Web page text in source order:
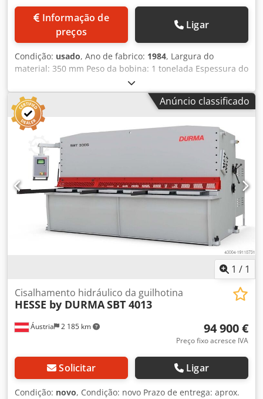
preços
Ligar
Condição: usado, Ano de fabrico: 1984, Largura do
material: 350 mm Peso da bobina: 1 tonelada Espessura do
material: 0,5 - 6 mm Diâmetro interior da bobina: 380 - 540
mm Diâmetro exterior da bobina: 1500 mm Número de
rolos de endireitamento: 9 Diâmetro do rolo de
endireitamento: 30 mm Número de rolos de alimentação: 2
Dkjdpfst Hmk Tsx Aa Eor Peso da máquina de endireitar: 2
toneladas Espaço necessário para a máquina de endireitar
(LxPxA): 2,0 x 2,0 x 1,9 mm Peso da bobina: 1,3 toneladas
Espaço necessário para a bobina (LxPxA): 1,7 x 1,5 x 1,6 m
Anúncio classificado
1 / 1
Áustria 2 185 km
Cisalhamento hidráulico da guilhotina
HESSE by DURMASBT 4013
94 900 €
Preço fixo acresce IVA
Solicitar Ligar
Condição: novo, Condição: novo Prazo de entrega: aprox.